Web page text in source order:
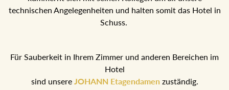
technischen Angelegenheiten und halten somit das Hotel
in Schuss.
Für Sauberkeit in Ihrem Zimmer und anderen Bereichen im
Hotel
sind unsereJOHANN Etagendamenzuständig.